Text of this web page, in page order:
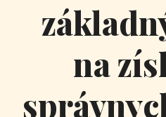
na